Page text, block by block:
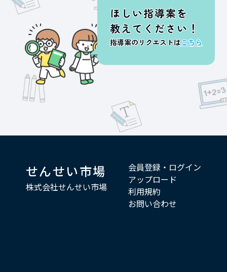
ほしい指導案を
教えてください！
指導案のリクエストはこちら
せんせい市場
株式会社せんせい市場
会員登録・ログイン
アップロード
利用規約
お問い合わせ